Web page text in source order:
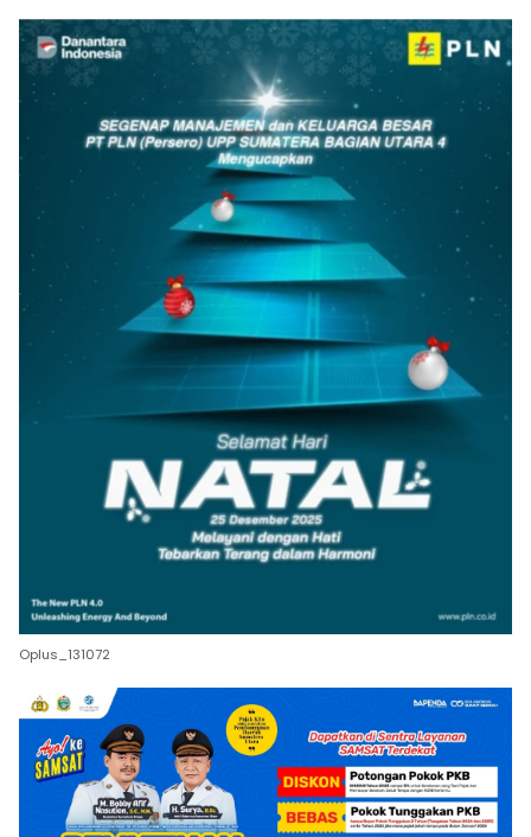
Oplus_131072